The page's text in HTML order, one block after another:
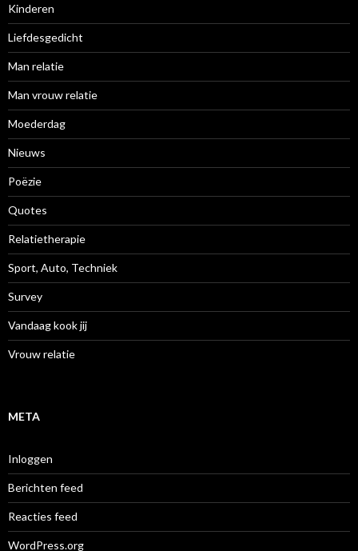
Kinderen
Liefdesgedicht
Man relatie
Man vrouw relatie
Moederdag
Nieuws
Poëzie
Quotes
Relatietherapie
Sport, Auto, Techniek
Survey
Vandaag kook jij
Vrouw relatie
META
Inloggen
Berichten feed
Reacties feed
WordPress.org